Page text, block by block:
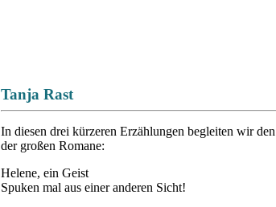
Tanja Rast
In diesen drei kürzeren Erzählungen begleiten wir
der großen Romane:
Helene, ein Geist
Spuken mal aus einer anderen Sicht!